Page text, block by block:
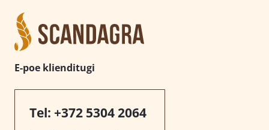
E-poe klienditugi
Tel: +372 5304 2064